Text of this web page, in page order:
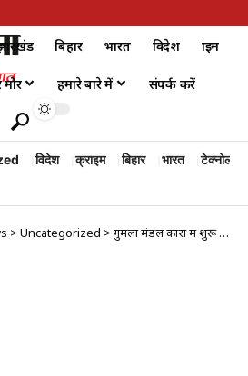
झारखंड बिहार भारत विदेश क्राइम
हमारे बारे में संपर्क करें
विदेश क्राइम बिहार भारत टेक्नोलॉजी
> Uncategorized > गुमला मंडल कारा में शुरू हुआ विधिक सहायता हेल्प डेस्क, बंदियों के परिजनों को मिलेगी कानूनी मदद